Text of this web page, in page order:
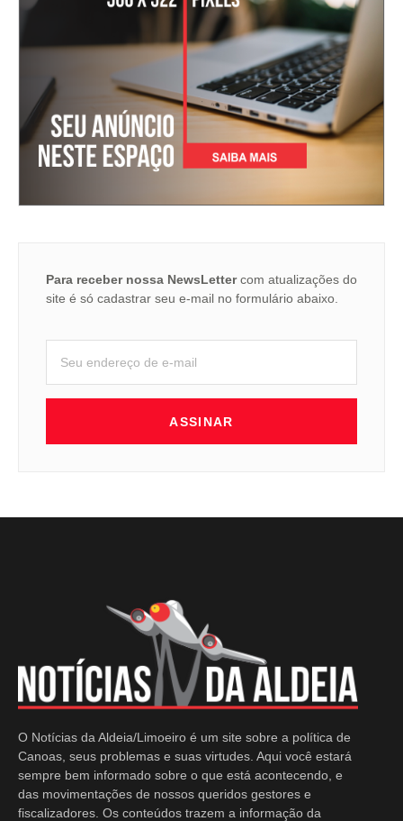
Para receber nossa NewsLettercom atualizações do
site é só cadastrar seu e-mail no formulário abaixo.
ASSINAR
O Notícias da Aldeia/Limoeiro é um site sobre a política de
Canoas, seus problemas e suas virtudes. Aqui você estará
sempre bem informado sobre o que está acontecendo, e
das movimentações de nossos queridos gestores e
fiscalizadores. Os conteúdos trazem a informação da